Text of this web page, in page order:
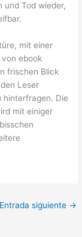
und Tod wieder,
mit einer
ebook
frischen Blick
Leser
hinterfragen. Die
mit einiger
Entrada siguiente →